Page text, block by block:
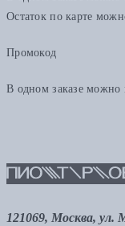
Остаток по карте
Промокод
В одном заказе можно
121069, Москва,